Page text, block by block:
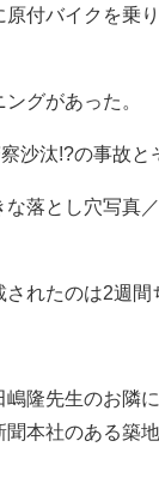
付バイクを乗
グがあった。
沙汰!?の事故と
落とし穴写真
れたのは2週間
隆先生のお隣
本社のある築